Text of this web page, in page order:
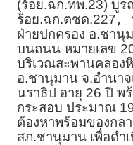
(ร้อย.ฉก.ทพ.23) บู
ร้อย.ฉก.ตชด.227 ,
ฝ่ายปกครอง อ.ชานุ
บนถนน หมายเลข
บริเวณสะพานคลอง
อ.ชานุมาน จ.อำนา
นราธิป อายุ 26 ปี พ
กระสอบ ประมาณ
ต้องหาพร้อมของกล
สภ.ชานุมาน เพื่อดำ